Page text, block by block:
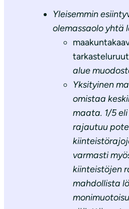
Yleisemmin
olemassaolo yhtä
alue
Yksityinen
omistaa
maata. 1/5
rajautuu
varmasti
kiinteistöjen
mahdollista